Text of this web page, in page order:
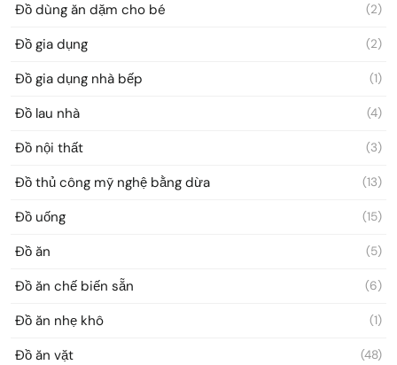
Đồ dùng ăn dặm cho bé (2)
Đồ gia dụng (2)
Đồ gia dụng nhà bếp (1)
Đồ lau nhà (4)
Đồ nội thất (3)
Đồ thủ công mỹ nghệ bằng dừa (13)
Đồ uống (15)
Đồ ăn (5)
Đồ ăn chế biến sẵn (6)
Đồ ăn nhẹ khô (1)
Đồ ăn vặt (48)